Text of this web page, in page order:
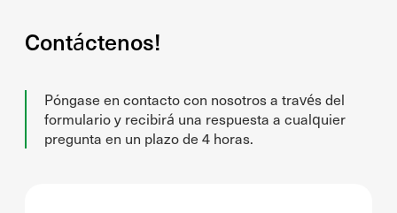
Contáctenos!
Póngase en contacto con nosotros a través del
formulario y recibirá una respuesta a cualquier
pregunta en un plazo de 4 horas.